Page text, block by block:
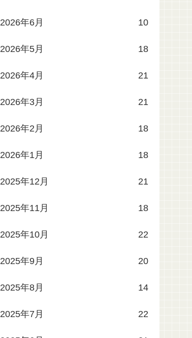
2026年6月 10
2026年5月 18
2026年4月 21
2026年3月 21
2026年2月 18
2026年1月 18
2025年12月 21
2025年11月 18
2025年10月 22
2025年9月 20
2025年8月 14
2025年7月 22